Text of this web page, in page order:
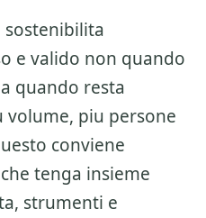
sostenibilita
e valido non quando
quando resta
volume, piu persone
conviene
tenga insieme
strumenti e